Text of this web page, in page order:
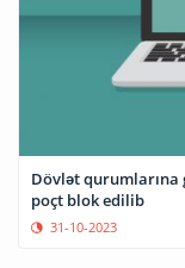
Dövlət
poçt blok edilib
31-10-2023